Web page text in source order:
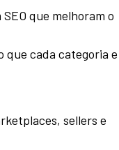
que melhoram o
que cada categoria e
sellers e